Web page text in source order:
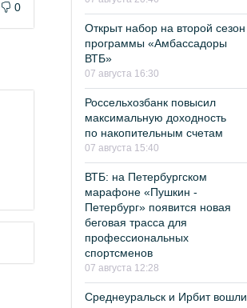
0
Открыт набор на второй сезон
программы «Амбассадоры
ВТБ»
07 августа 16:30
Россельхозбанк повысил
максимальную доходность
по накопительным счетам
07 августа 15:40
ВТБ: на Петербургском
марафоне «Пушкин -
Петербург» появится новая
беговая трасса для
профессиональных
спортсменов
07 августа 12:28
Среднеуральск и Ирбит вошли